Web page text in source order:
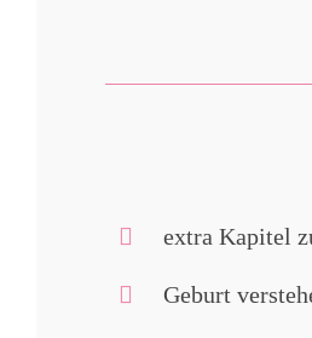
extra Kapitel
Geburt